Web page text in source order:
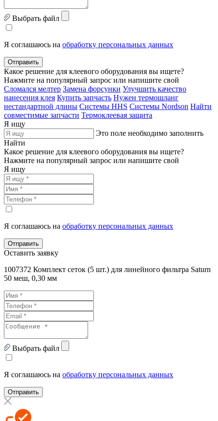
Выбрать файл
Я соглашаюсь на обработку персональных данных
Отправить
Какое решение для клеевого оборудования вы ищете?
Нажмите на популярный запрос или напишите свой
Сломался мелтер Замена форсунки Улучшить качество
нанесения клея Купить запчасть Нужен термошланг
нестандартной длины Системы HHS Системы Nordson Найти
совместимые запчасти Термоклеевая защита
Я ищу
Это поле необходимо заполнить
Найти
Какое решение для клеевого оборудования вы ищете?
Нажмите на популярный запрос или напишите свой
Я ищу
Я соглашаюсь на обработку персональных данных
Отправить
Оставить заявку
1007372 Комплект сеток (5 шт.) для линейного фильтра Saturn
50 меш, 0,30 мм
Выбрать файл
Я соглашаюсь на обработку персональных данных
Отправить